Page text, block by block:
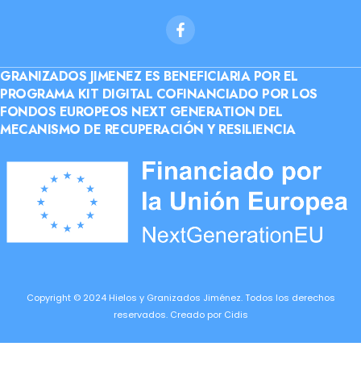
GRANIZADOS JIMENEZ ES BENEFICIARIA POR EL
PROGRAMA KIT DIGITAL COFINANCIADO POR LOS
FONDOS EUROPEOS NEXT GENERATION DEL
MECANISMO DE RECUPERACIÓN Y RESILIENCIA
Copyright © 2024 Hielos y Granizados Jiménez. Todos los derechos
reservados. Creado por Cidis